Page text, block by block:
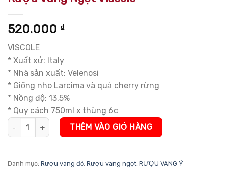
520.000 ₫
VISCOLE
* Xuất xứ: Italy
* Nhà sản xuất: Velenosi
* Giống nho Larcima và quả cherry rừng
* Nồng độ: 13,5%
* Quy cách 750ml x thùng 6c
Rượu Vang Ngọt Viscole số lượng
THÊM VÀO GIỎ HÀNG
Danh mục: Rượu vang đỏ, Rượu vang ngọt, RƯỢU VANG Ý